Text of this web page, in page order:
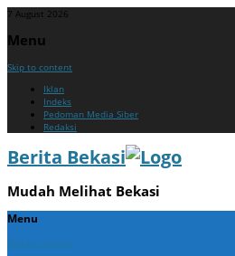
7 August 2026
Menu
Skip to content
Iklan
Indeks
Pedoman Media Siber
Redaksi
Berita Bekasi
Mudah Melihat Bekasi
Menu
Skip to content